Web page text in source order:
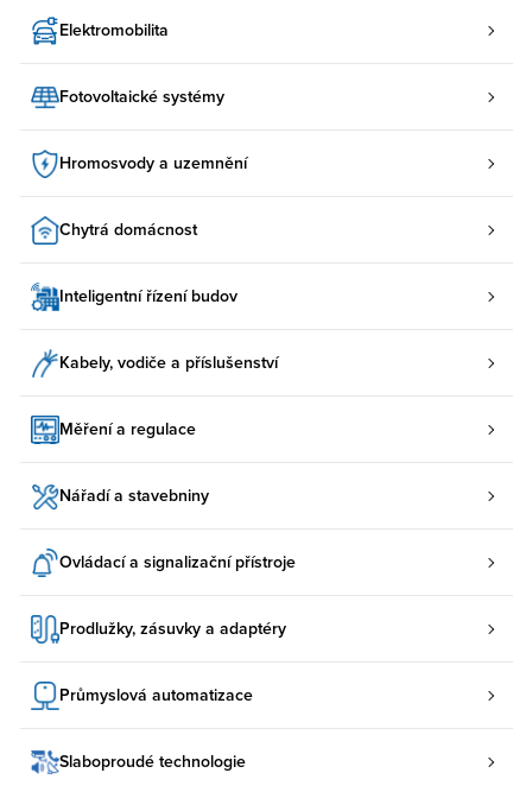
Elektromobilita
Fotovoltaické systémy
Hromosvody a uzemnění
Chytrá domácnost
Inteligentní řízení budov
Kabely, vodiče a příslušenství
Měření a regulace
Nářadí a stavebniny
Ovládací a signalizační přístroje
Prodlužky, zásuvky a adaptéry
Průmyslová automatizace
Slaboproudé technologie